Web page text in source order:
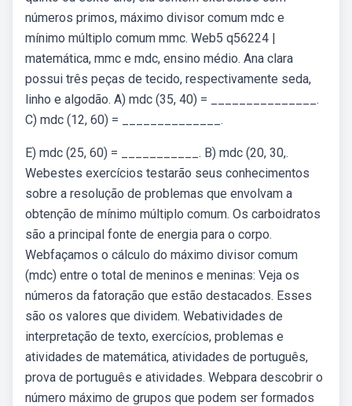
números primos, máximo divisor comum mdc e
mínimo múltiplo comum mmc. Web5 q56224 |
matemática, mmc e mdc, ensino médio. Ana clara
possui três peças de tecido, respectivamente seda,
linho e algodão. A) mdc (35, 40) = _______________.
C) mdc (12, 60) = ______________.
E) mdc (25, 60) = ___________. B) mdc (20, 30,.
Webestes exercícios testarão seus conhecimentos
sobre a resolução de problemas que envolvam a
obtenção de mínimo múltiplo comum. Os carboidratos
são a principal fonte de energia para o corpo.
Webfaçamos o cálculo do máximo divisor comum
(mdc) entre o total de meninos e meninas: Veja os
números da fatoração que estão destacados. Esses
são os valores que dividem. Webatividades de
interpretação de texto, exercícios, problemas e
atividades de matemática, atividades de português,
prova de português e atividades. Webpara descobrir o
número máximo de grupos que podem ser formados